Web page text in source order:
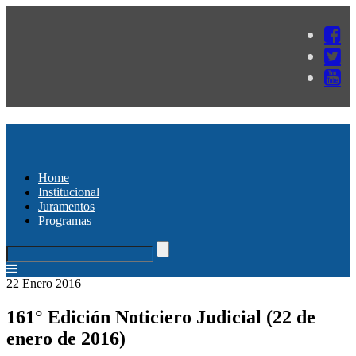
Home
Institucional
Juramentos
Programas
22 Enero 2016
161° Edición Noticiero Judicial (22 de
enero de 2016)